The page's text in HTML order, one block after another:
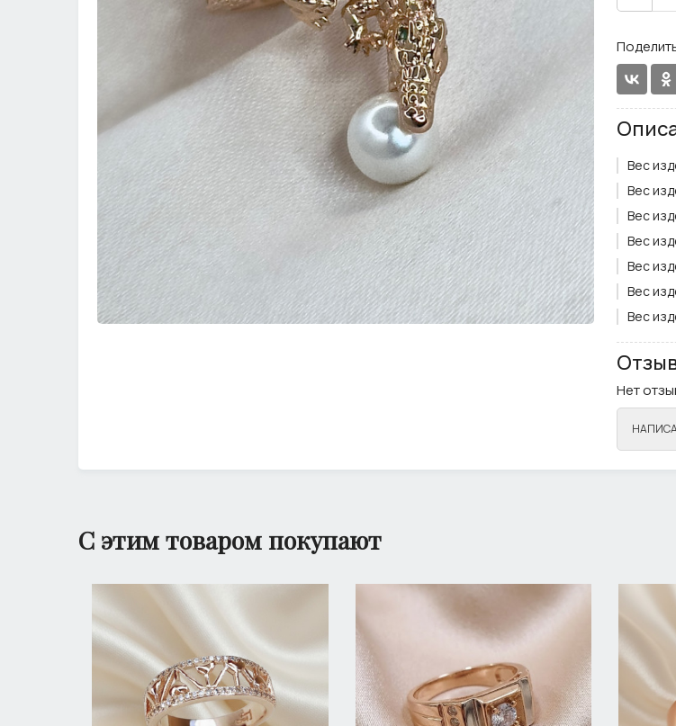
Вес
Вес
Вес
Вес
Вес
Вес
Вес
Цвет
Цвет
Нет
С этим товаром покупают